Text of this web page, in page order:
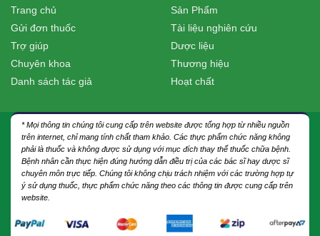
Trang chủ
Gửi đơn thuốc
Trợ giúp
Chuyên khoa
Danh sách tác giả
Sản Phẩm
Tài liệu nghiên cứu
Dược liệu
Thương hiệu
Hoạt chất
* Mọi thông tin chúng tôi cung cấp trên website được tổng hợp từ nhiều nguồn
trên internet, chỉ mang tính chất tham khảo. Các thực phẩm chức năng không
phải là thuốc và không được sử dụng với mục đích thay thế thuốc chữa bệnh.
Bệnh nhân cần thực hiện đúng hướng dẫn điều trị của các bác sĩ hay dược sĩ
chuyên môn trực tiếp. Chúng tôi không chịu trách nhiệm với các trường hợp tự
ý sử dụng thuốc, thực phẩm chức năng theo các thông tin được cung cấp trên
website.